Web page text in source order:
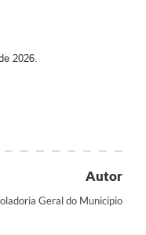
2026.
Autor
Geral do Município